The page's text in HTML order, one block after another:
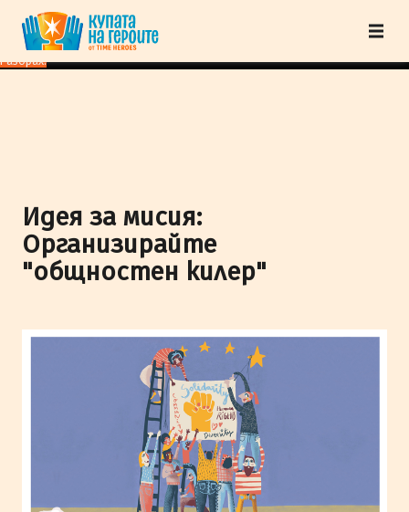
"Купата на героите" от TimeHeroes ползва cookies, за да осигурим по-
добро представяне на сайта и да подобрим Вашето преживяване.Научи
повече
Разбрах!
Идея за мисия:
Организирайте
"общностен килер"